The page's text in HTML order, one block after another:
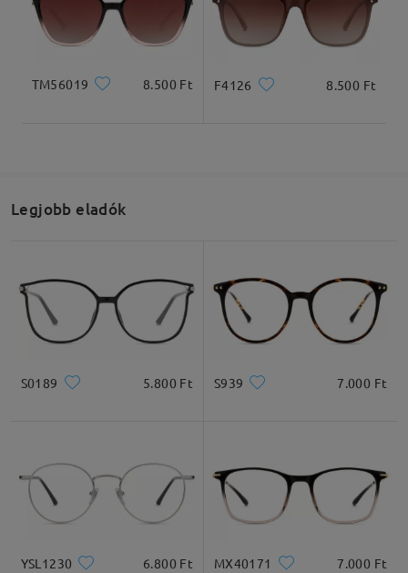
Termékméretek
Lencseszélesség
53mm/ 2.09in
Lencsemagasság
42mm/ 1.65in
Hídszélesség
17mm/ 0.67in
Négyzet Kerek Gyémánt Ovális
TM56019 8.500 Ft F4126 8.500 Ft
Legjobb eladók
S0189 5.800 Ft S939 7.000 Ft
YSL1230 6.800 Ft MX40171 7.000 Ft